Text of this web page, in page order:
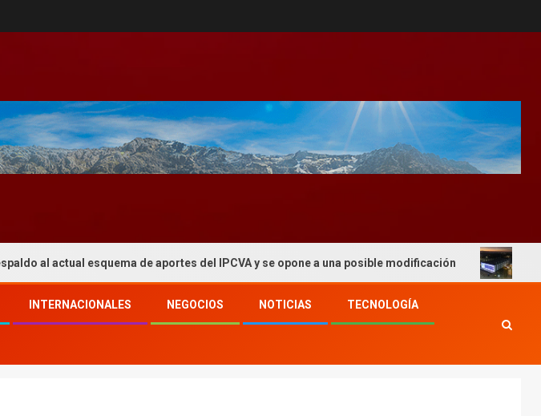
actual esquema de aportes del IPCVA y se opone a una posible modificación El 2°
INTERNACIONALES NEGOCIOS NOTICIAS TECNOLOGÍA